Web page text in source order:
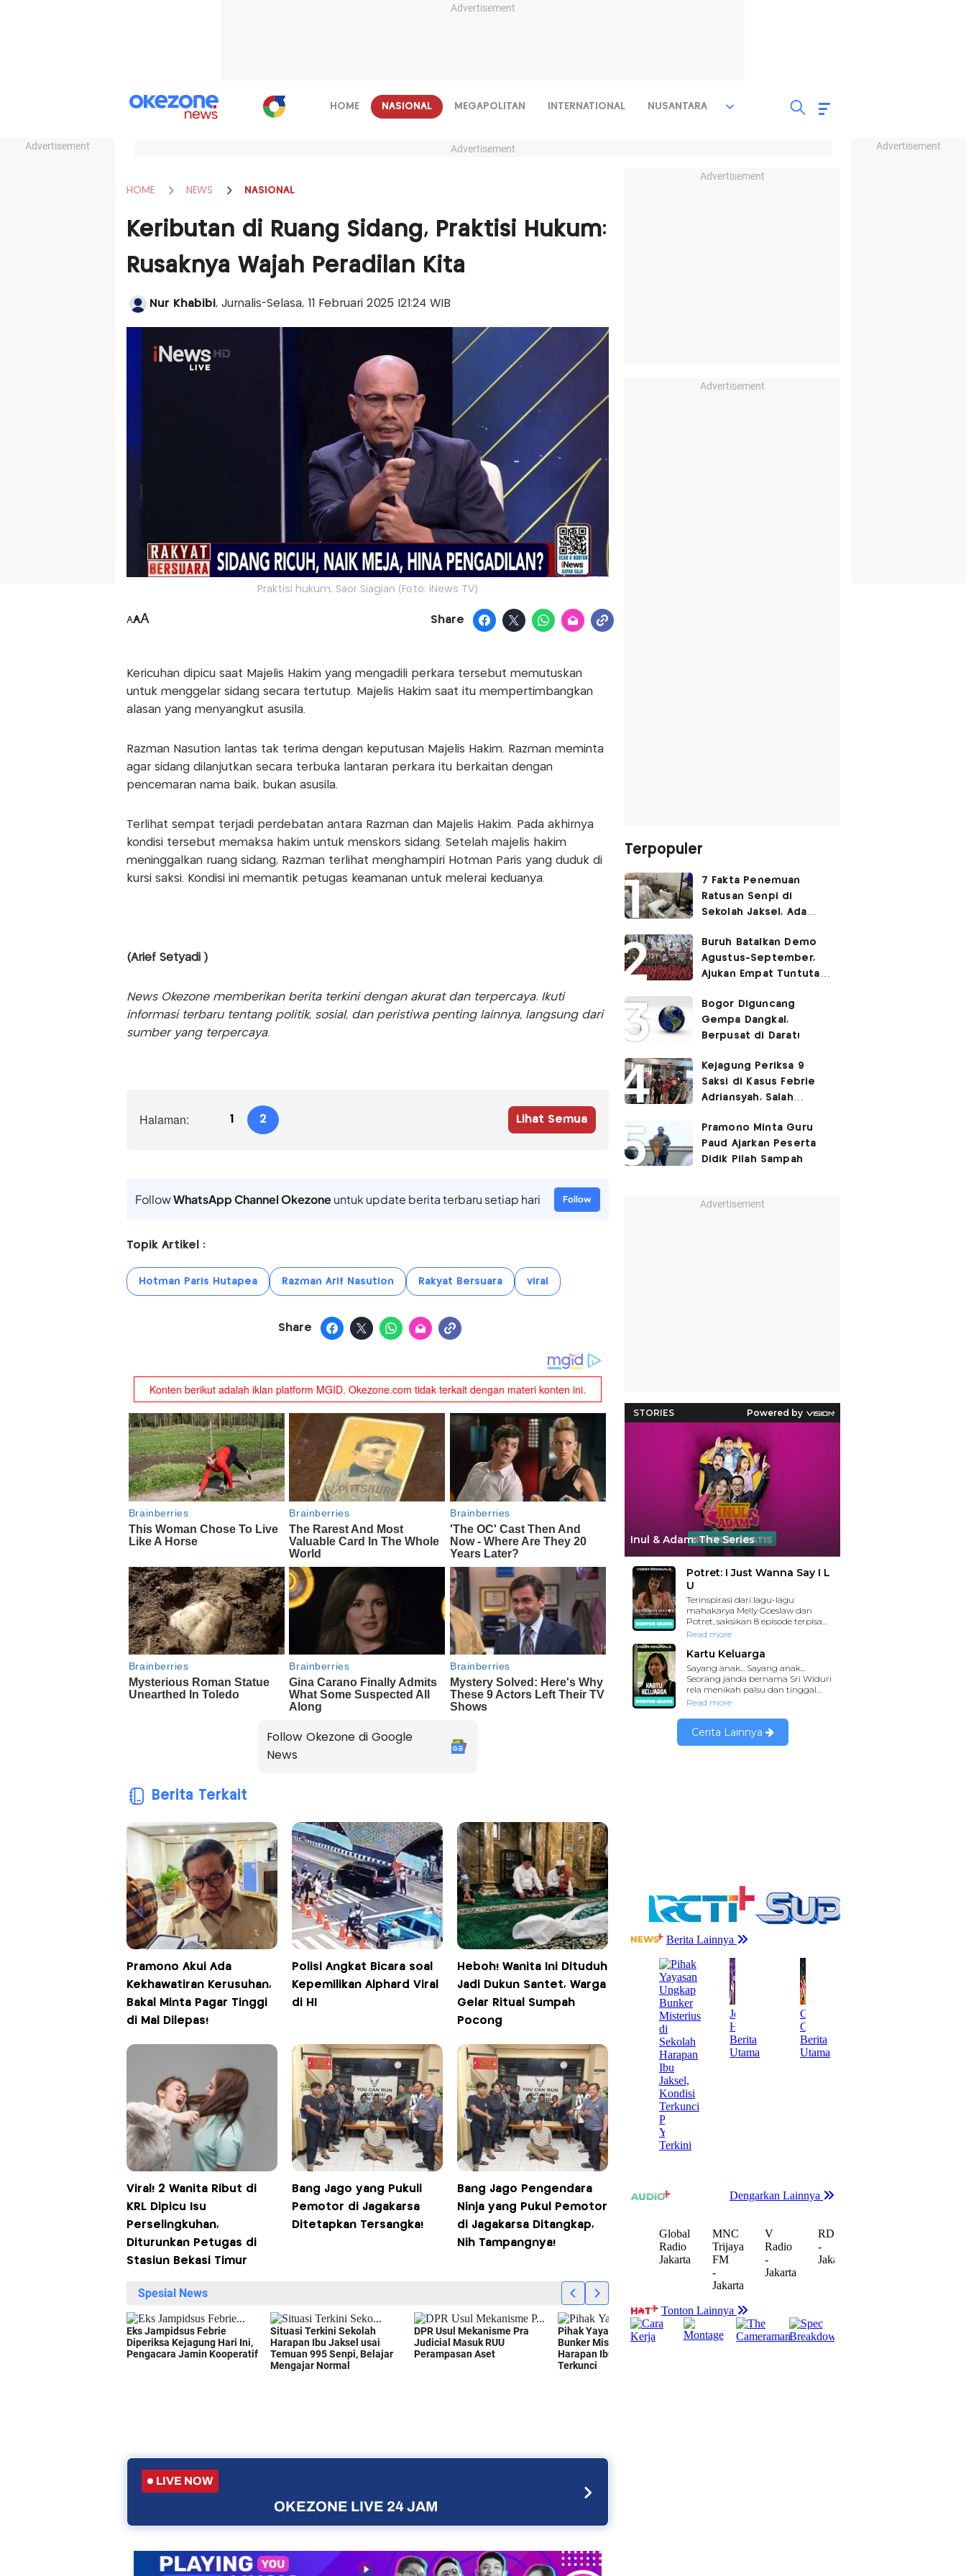
Advertisement
Advertisement Advertisement
HOME NASIONAL MEGAPOLITAN INTERNATIONAL NUSANTARA
Advertisement
HOME NEWS NASIONAL
Keributan di Ruang Sidang, Praktisi Hukum:
Rusaknya Wajah Peradilan Kita
Nur Khabibi, Jurnalis-Selasa, 11 Februari 2025 |21:24 WIB
Praktisi hukum, Saor Siagian (Foto: iNews TV)
AAA Share
Kericuhan dipicu saat Majelis Hakim yang mengadili perkara tersebut memutuskan
untuk menggelar sidang secara tertutup. Majelis Hakim saat itu mempertimbangkan
alasan yang menyangkut asusila.
Razman Nasution lantas tak terima dengan keputusan Majelis Hakim. Razman meminta
agar sidang dilanjutkan secara terbuka lantaran perkara itu berkaitan dengan
pencemaran nama baik, bukan asusila.
Terlihat sempat terjadi perdebatan antara Razman dan Majelis Hakim. Pada akhirnya
kondisi tersebut memaksa hakim untuk menskors sidang. Setelah majelis hakim
meninggalkan ruang sidang, Razman terlihat menghampiri Hotman Paris yang duduk di
kursi saksi. Kondisi ini memantik petugas keamanan untuk melerai keduanya.
(Arief Setyadi )
News Okezone memberikan berita terkini dengan akurat dan terpercaya. Ikuti
informasi terbaru tentang politik, sosial, dan peristiwa penting lainnya, langsung dari
sumber yang terpercaya.
Halaman: 1 2 Lihat Semua
FollowWhatsApp Channel Okezoneuntuk update berita terbaru setiap hari Follow
Topik Artikel :
Hotman Paris Hutapea Razman Arif Nasution Rakyat Bersuara viral
Share
Follow Okezone di Google
News
Berita Terkait
Pramono Akui Ada
Kekhawatiran Kerusuhan,
Bakal Minta Pagar Tinggi
di Mal Dilepas!
Polisi Angkat Bicara soal
Kepemilikan Alphard Viral
di HI
Heboh! Wanita Ini Dituduh
Jadi Dukun Santet, Warga
Gelar Ritual Sumpah
Pocong
Viral! 2 Wanita Ribut di
KRL Dipicu Isu
Perselingkuhan,
Diturunkan Petugas di
Stasiun Bekasi Timur
Bang Jago yang Pukuli
Pemotor di Jagakarsa
Ditetapkan Tersangka!
Bang Jago Pengendara
Ninja yang Pukul Pemotor
di Jagakarsa Ditangkap,
Nih Tampangnya!
LIVE NOW
OKEZONE LIVE 24 JAM
Advertisement
Advertisement
Terpopuler
7 Fakta Penemuan
Ratusan Senpi di
Sekolah Jaksel, Ada
Ruang Bunker
Buruh Batalkan Demo
Agustus-September,
Ajukan Empat Tuntutan
Bogor Diguncang
Gempa Dangkal,
Berpusat di Darat!
Kejagung Periksa 9
Saksi di Kasus Febrie
Adriansyah, Salah
Pramono Minta Guru
Paud Ajarkan Peserta
Didik Pilah Sampah
Advertisement